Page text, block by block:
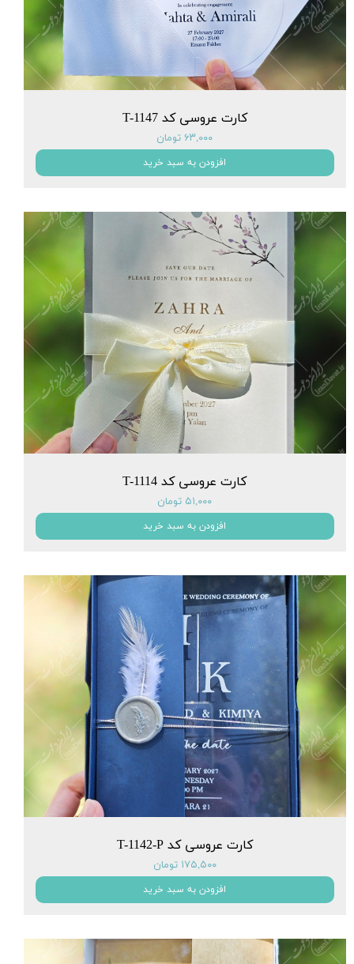
کارت عروسی کد T-1147
۶۳,۰۰۰ تومان
افزودن به سبد خرید
کارت عروسی کد T-1114
۵۱,۰۰۰ تومان
افزودن به سبد خرید
کارت عروسی کد T-1142-P
۱۷۵,۵۰۰ تومان
افزودن به سبد خرید